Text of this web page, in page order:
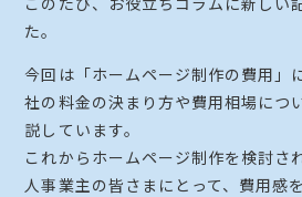
た。
今回は「ホームページ制作の費用」
社の料金の決まり方や費用相場につ
説しています。
これからホームページ制作を検討さ
人事業主の皆さまにとって、費用感